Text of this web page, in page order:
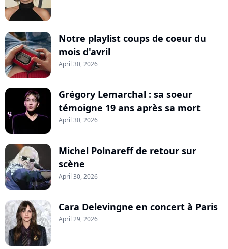
Notre playlist coups de coeur du
mois d'avril
April 30, 2026
Grégory Lemarchal : sa soeur
témoigne 19 ans après sa mort
April 30, 2026
Michel Polnareff de retour sur
scène
April 30, 2026
Cara Delevingne en concert à Paris
April 29, 2026